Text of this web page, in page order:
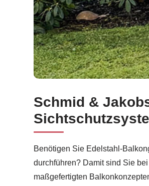
Entdecken Sie jetzt
Schmid &
Benötigen Sie Edelstahl-
durchführen? Damit sind Sie
maßgefertigten